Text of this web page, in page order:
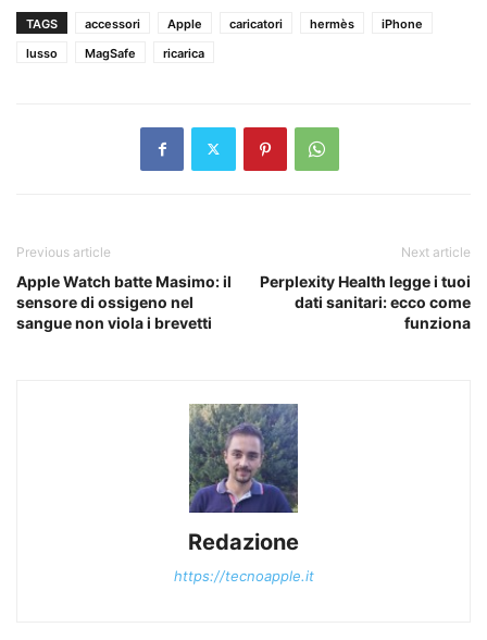
TAGS accessori Apple caricatori hermès
iPhone
lusso
MagSafe ricarica
Previous article
Apple Watch batte Masimo: il
sensore di ossigeno nel
sangue non viola i brevetti
Next article
Perplexity Health legge i tuoi
dati sanitari: ecco come
funziona
Redazione
https://tecnoapple.it